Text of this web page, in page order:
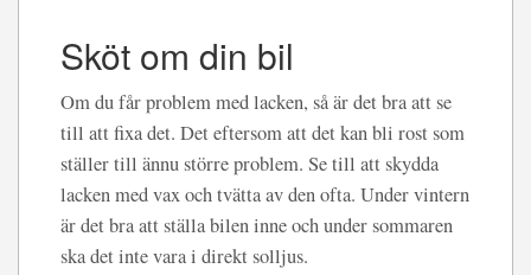
Sköt om din bil
Om du får problem med lacken, så är det bra att se
till att fixa det. Det eftersom att det kan bli rost som
ställer till ännu större problem. Se till att skydda
lacken med vax och tvätta av den ofta. Under vintern
är det bra att ställa bilen inne och under sommaren
ska det inte vara i direkt solljus.